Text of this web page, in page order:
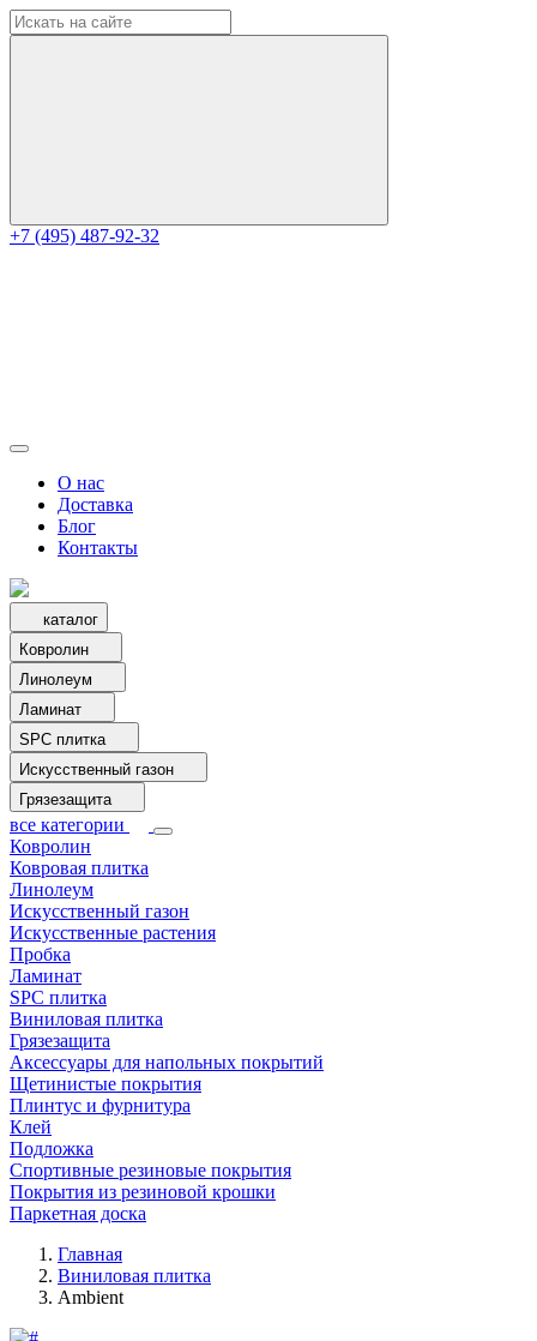
+7 (495) 487-92-32
О нас
Доставка
Блог
Контакты
каталог
Ковролин
Линолеум
Ламинат
SPC плитка
Искусственный газон
Грязезащита
все категории
Ковролин
Ковровая плитка
Линолеум
Искусственный газон
Искусственные растения
Пробка
Ламинат
SPC плитка
Виниловая плитка
Грязезащита
Аксессуары для напольных покрытий
Щетинистые покрытия
Плинтус и фурнитура
Клей
Подложка
Спортивные резиновые покрытия
Покрытия из резиновой крошки
Паркетная доска
Главная
Виниловая плитка
Ambient